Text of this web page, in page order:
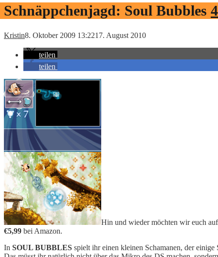
Schnäppchenjagd: Soul Bubbles 4
Kristin8. Oktober 2009 13:2217. August 2010
teilen
teilen
Hin und wieder möchten wir euch
€5,99 bei Amazon.
In SOUL BUBBLES spielt ihr einen kleinen Schamanen, der